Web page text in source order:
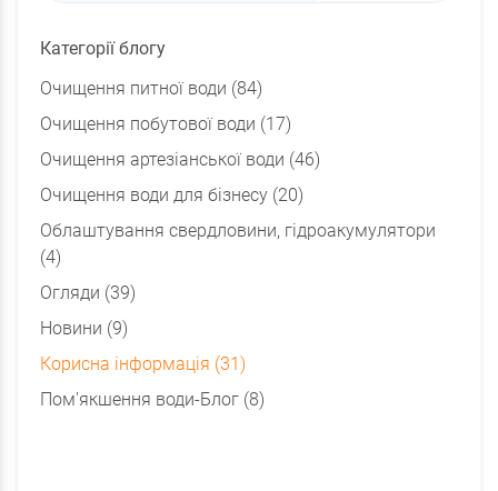
Категорії блогу
Очищення питної води (84)
Очищення побутової води (17)
Очищення артезіанської води (46)
Очищення води для бізнесу (20)
Облаштування свердловини, гідроакумулятори
(4)
Огляди (39)
Новини (9)
Корисна інформація (31)
Пом'якшення води-Блог (8)